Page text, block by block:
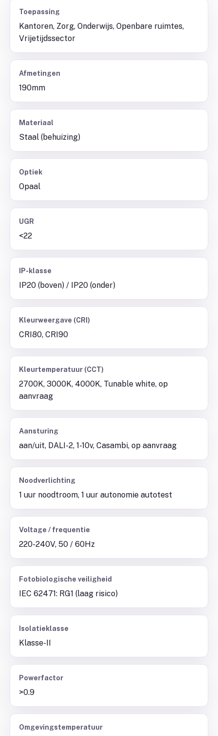
Toepassing
Kantoren, Zorg, Onderwijs, Openbare ruimtes,
Vrijetijdssector
Afmetingen
190mm
Materiaal
Staal (behuizing)
Optiek
Opaal
UGR
<22
IP-klasse
IP20 (boven) / IP20 (onder)
Kleurweergave (CRI)
CRI80, CRI90
Kleurtemperatuur (CCT)
2700K, 3000K, 4000K, Tunable white, op
aanvraag
Aansturing
aan/uit, DALI-2, 1-10v, Casambi, op aanvraag
Noodverlichting
1 uur noodtroom, 1 uur autonomie autotest
Voltage / frequentie
220-240V, 50 / 60Hz
Fotobiologische veiligheid
IEC 62471: RG1 (laag risico)
Isolatieklasse
Klasse-II
Powerfactor
>0.9
Omgevingstemperatuur